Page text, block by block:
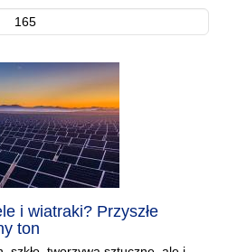
165
i wiatraki? Przyszłe
ton